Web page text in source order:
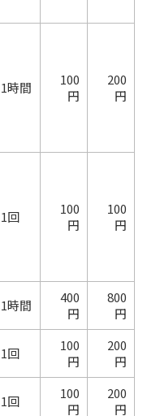
1時間
100
円
200
円
1回
100
円
100
円
1時間
400
円
800
円
1回
100
円
200
円
1回
100
円
200
円